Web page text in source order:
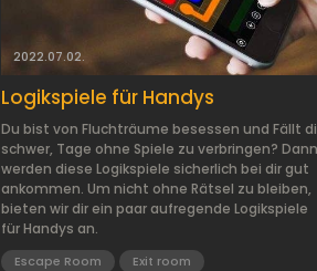
2022.07.02.
Logikspiele für Handys
Du bist von Fluchträume besessen und Fällt
schwer, Tage ohne Spiele zu verbringen? Dann
werden diese Logikspiele sicherlich bei dir gut
ankommen. Um nicht ohne Rätsel zu bleiben,
bieten wir dir ein paar aufregende Logikspiele
für Handys an.
Escape Room
Exit room